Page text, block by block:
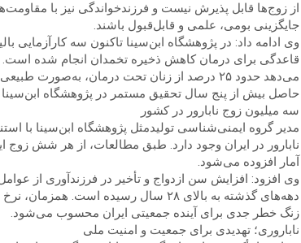
از زوج‌ها قابل پذیرش نیست و فرزندخواندگی نیز با
جایگزینی بومی، علمی و قابل‌قبول باشند.
قاعدگی برای درمان کاهش ذخیره تخمدان انجام شده است.
می‌دهد حدود ۲۵ درصد از زنان تحت درمان،
حاصل بیش از پنج سال تحقیق مستمر در پژوهشگاه
سه میلیون زوج نابارور در کشور
مدیر گروه ایمنی‌شناسی تولیدمثل پژوهشگاه ابن‌سینا با
نابارور در ایران وجود دارد. طبق مطالعات، از هر شش زوج
آمار افزوده می‌شود.
زنگ خطر جدی برای آینده جمعیتی ایران محسوب می‌شود.
ناباروری؛ تهدیدی برای جمعیت و امنیت ملی